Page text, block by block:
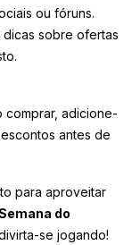
ou fóruns.
dicas sobre ofertas
comprar, adicione-
antes de
para aproveitar
do
se jogando!